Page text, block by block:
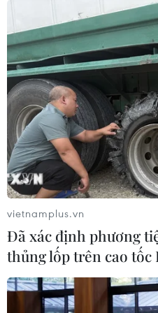
vietnamplus.vn
Đã xác định phương
thủng lốp trên cao tốc